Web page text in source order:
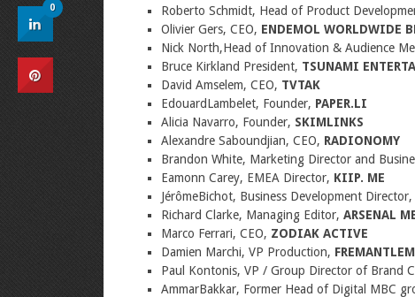
Roberto Schmidt, Head of Product
Olivier Gers, CEO, ENDEMOL WORLDWIDE
Nick North,Head of Innovation & Audience
Bruce Kirkland President, TSUNAMI
David Amselem, CEO, TVTAK
EdouardLambelet, Founder, PAPER.LI
Alicia Navarro, Founder, SKIMLINKS
Alexandre Saboundjian, CEO, RADIONOMY
Brandon White, Marketing Director and
Eamonn Carey, EMEA Director, KIIP. ME
JérômeBichot, Business Development Director,
Richard Clarke, Managing Editor, ARSENAL
Marco Ferrari, CEO, ZODIAK ACTIVE
Damien Marchi, VP Production,
Paul Kontonis, VP / Group Director of Brand
AmmarBakkar, Former Head of Digital MBC
0